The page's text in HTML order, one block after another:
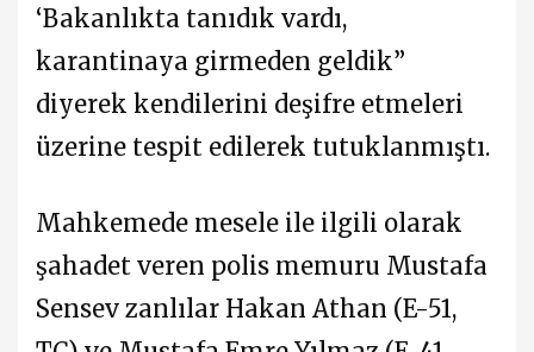
‘Bakanlıkta tanıdık vardı,
karantinaya girmeden geldik”
diyerek kendilerini deşifre etmeleri
üzerine tespit edilerek tutuklanmıştı.
Mahkemede mesele ile ilgili olarak
şahadet veren polis memuru Mustafa
Sensev zanlılar Hakan Athan (E-51,